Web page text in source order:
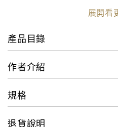
本書通過剖析潮汕各類古建
源和演變的規律，結合潮汕
故、民俗文化，對潮汕建築
老寨府第的形制與格局、特
及中外建築藝術的比較，資
展開看
產品目錄
作者介紹
規格
退貨說明